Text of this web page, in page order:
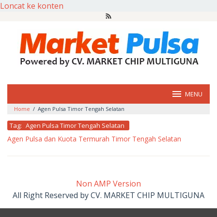
Loncat ke konten
MENU
Home / Agen Pulsa Timor Tengah Selatan
Tag: Agen Pulsa Timor Tengah Selatan
Agen Pulsa dan Kuota Termurah Timor Tengah Selatan
Non AMP Version
All Right Reserved by CV. MARKET CHIP MULTIGUNA